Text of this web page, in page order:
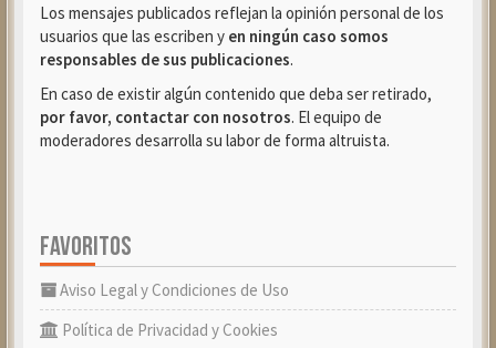
Los mensajes publicados reflejan la opinión personal de los
usuarios que las escriben y en ningún caso somos
responsables de sus publicaciones.
En caso de existir algún contenido que deba ser retirado,
por favor, contactar con nosotros. El equipo de
moderadores desarrolla su labor de forma altruista.
FAVORITOS
Aviso Legal y Condiciones de Uso
Política de Privacidad y Cookies